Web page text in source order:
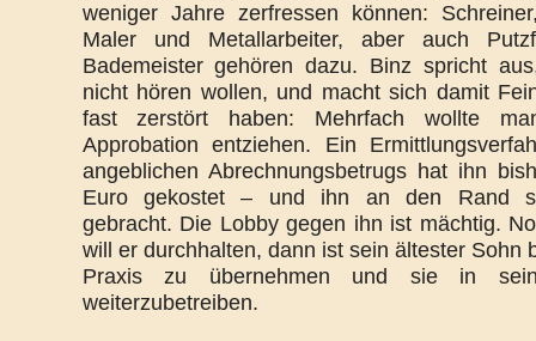
weniger Jahre zerfressen können:
Maler und Metallarbeiter, aber auch
Bademeister gehören dazu. Binz spricht
nicht hören wollen, und macht sich damit
fast zerstört haben: Mehrfach wollte
Approbation entziehen. Ein
angeblichen Abrechnungsbetrugs hat ihn
Euro gekostet – und ihn an den Rand
gebracht. Die Lobby gegen ihn ist mächtig.
will er durchhalten, dann ist sein ältester Sohn
Praxis zu übernehmen und sie in
weiterzubetreiben.